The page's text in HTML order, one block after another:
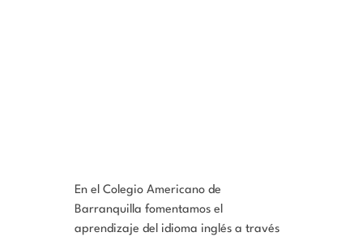
En el Colegio Americano de
Barranquilla fomentamos el
aprendizaje del idioma inglés a través